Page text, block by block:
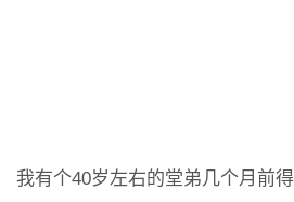
我有个40岁左右的堂弟几个月前